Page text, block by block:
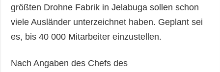
größten Drohne Fabrik in Jelabuga sollen schon
viele Ausländer unterzeichnet haben. Geplant sei
es, bis 40 000 Mitarbeiter einzustellen.
Nach Angaben des Chefs des